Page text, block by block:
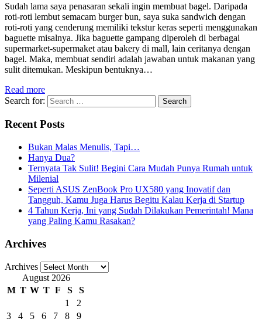
Sudah lama saya penasaran sekali ingin membuat bagel. Daripada
roti-roti lembut semacam burger bun, saya suka sandwich dengan
roti-roti yang cenderung memiliki tekstur keras seperti menggunakan
baguette misalnya. Jika baguette gampang diperoleh di berbagai
supermarket-supermaket atau bakery di mall, lain ceritanya dengan
bagel. Maka, membuat sendiri adalah jawaban untuk makanan yang
sulit ditemukan. Meskipun bentuknya…
Read more
Search for:
Recent Posts
Bukan Malas Menulis, Tapi…
Hanya Dua?
Ternyata Tak Sulit! Begini Cara Mudah Punya Rumah untuk
Milenial
Seperti ASUS ZenBook Pro UX580 yang Inovatif dan
Tangguh, Kamu Juga Harus Begitu Kalau Kerja di Startup
4 Tahun Kerja, Ini yang Sudah Dilakukan Pemerintah! Mana
yang Paling Kamu Rasakan?
Archives
Archives
August 2026
M T W T F S
S
1
2
3
4 5 6 7 8
9